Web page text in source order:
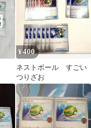
¥400
ネストボール すごい
つりざお